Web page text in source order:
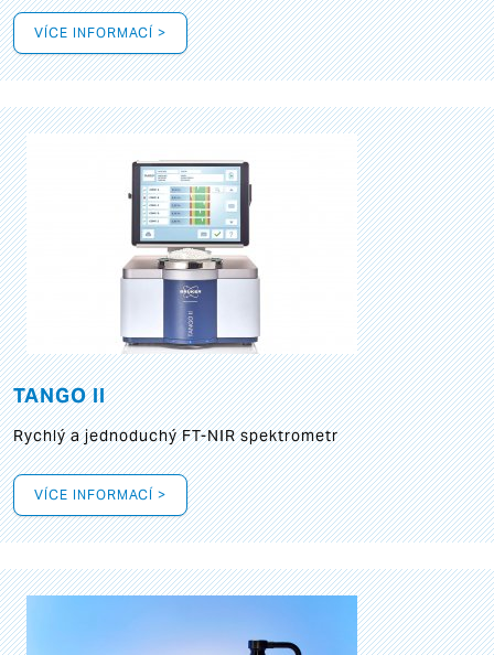
VÍCE INFORMACÍ >
TANGO II
Rychlý a jednoduchý FT-NIR spektrometr
VÍCE INFORMACÍ >